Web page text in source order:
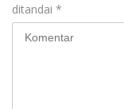
ditandai *